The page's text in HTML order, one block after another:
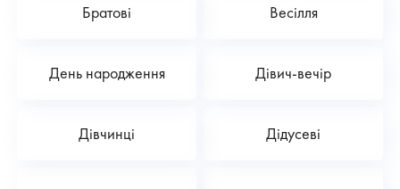
Братові Весілля
День народження Дівич-вечір
Дівчинці Дідусеві